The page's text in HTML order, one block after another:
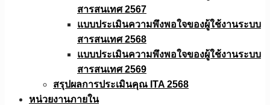
สารสนเทศ 2567
แบบประเมินความพึงพอใจของผู้ใช้งานระบบ
สารสนเทศ 2568
แบบประเมินความพึงพอใจของผู้ใช้งานระบบ
สารสนเทศ 2569
สรุปผลการประเมินคุณ ITA 2568
หน่วยงานภายใน